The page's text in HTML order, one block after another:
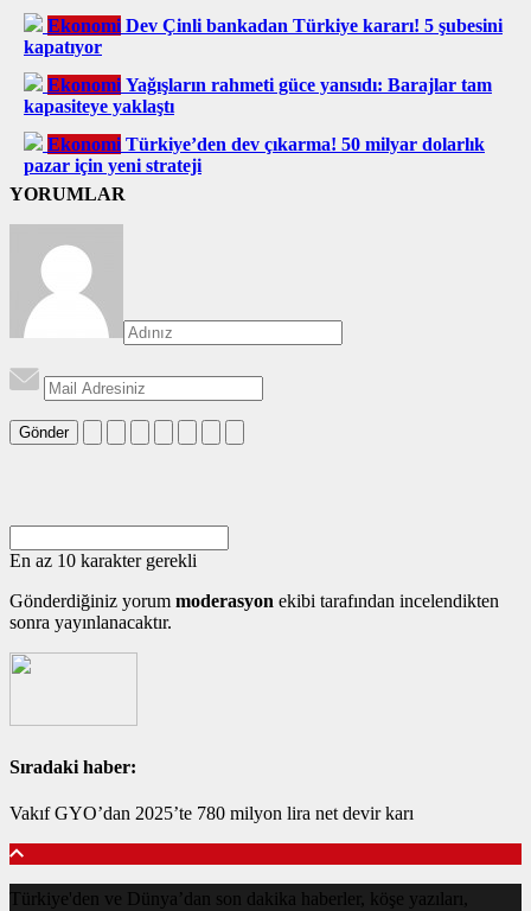
Ekonomi Dev Çinli bankadan Türkiye kararı! 5 şubesini
kapatıyor
Ekonomi Yağışların rahmeti güce yansıdı: Barajlar tam
kapasiteye yaklaştı
Ekonomi Türkiye’den dev çıkarma! 50 milyar dolarlık
pazar için yeni strateji
YORUMLAR
Gönder
En az 10 karakter gerekli
Gönderdiğiniz yorum moderasyon ekibi tarafından incelendikten
sonra yayınlanacaktır.
Sıradaki haber:
Vakıf GYO’dan 2025’te 780 milyon lira net devir karı
Türkiye'den ve Dünya’dan son dakika haberler, köşe yazıları,